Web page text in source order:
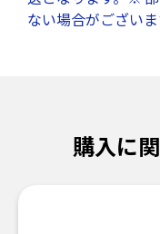
ない場合がございま
購入に